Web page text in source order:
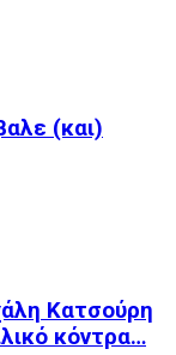
(και)
Κατσούρη
κόντρα…